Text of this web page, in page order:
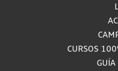
CURSOS
GUÍA